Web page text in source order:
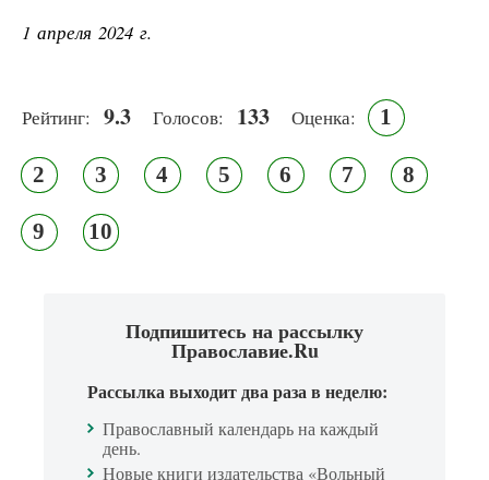
1 апреля 2024 г.
Рейтинг: 9.3 Голосов: 133 Оценка: 1
2 3 4 5 6 7 8
9 10
Подпишитесь на рассылку
Православие.Ru
Рассылка выходит два раза в неделю:
Православный календарь на каждый
день.
Новые книги издательства «Вольный